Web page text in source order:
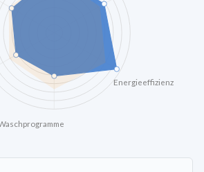
Energieeffizienz